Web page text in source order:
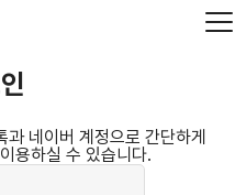
네이버 계정으로 간단하게
용하실 수 있습니다.